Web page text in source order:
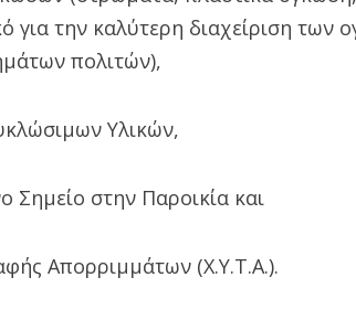
για την καλύτερη διαχείριση
πολιτών),
Υλικών,
Σημείο στην Παροικία και
Απορριμμάτων (Χ.Υ.Τ.Α.).